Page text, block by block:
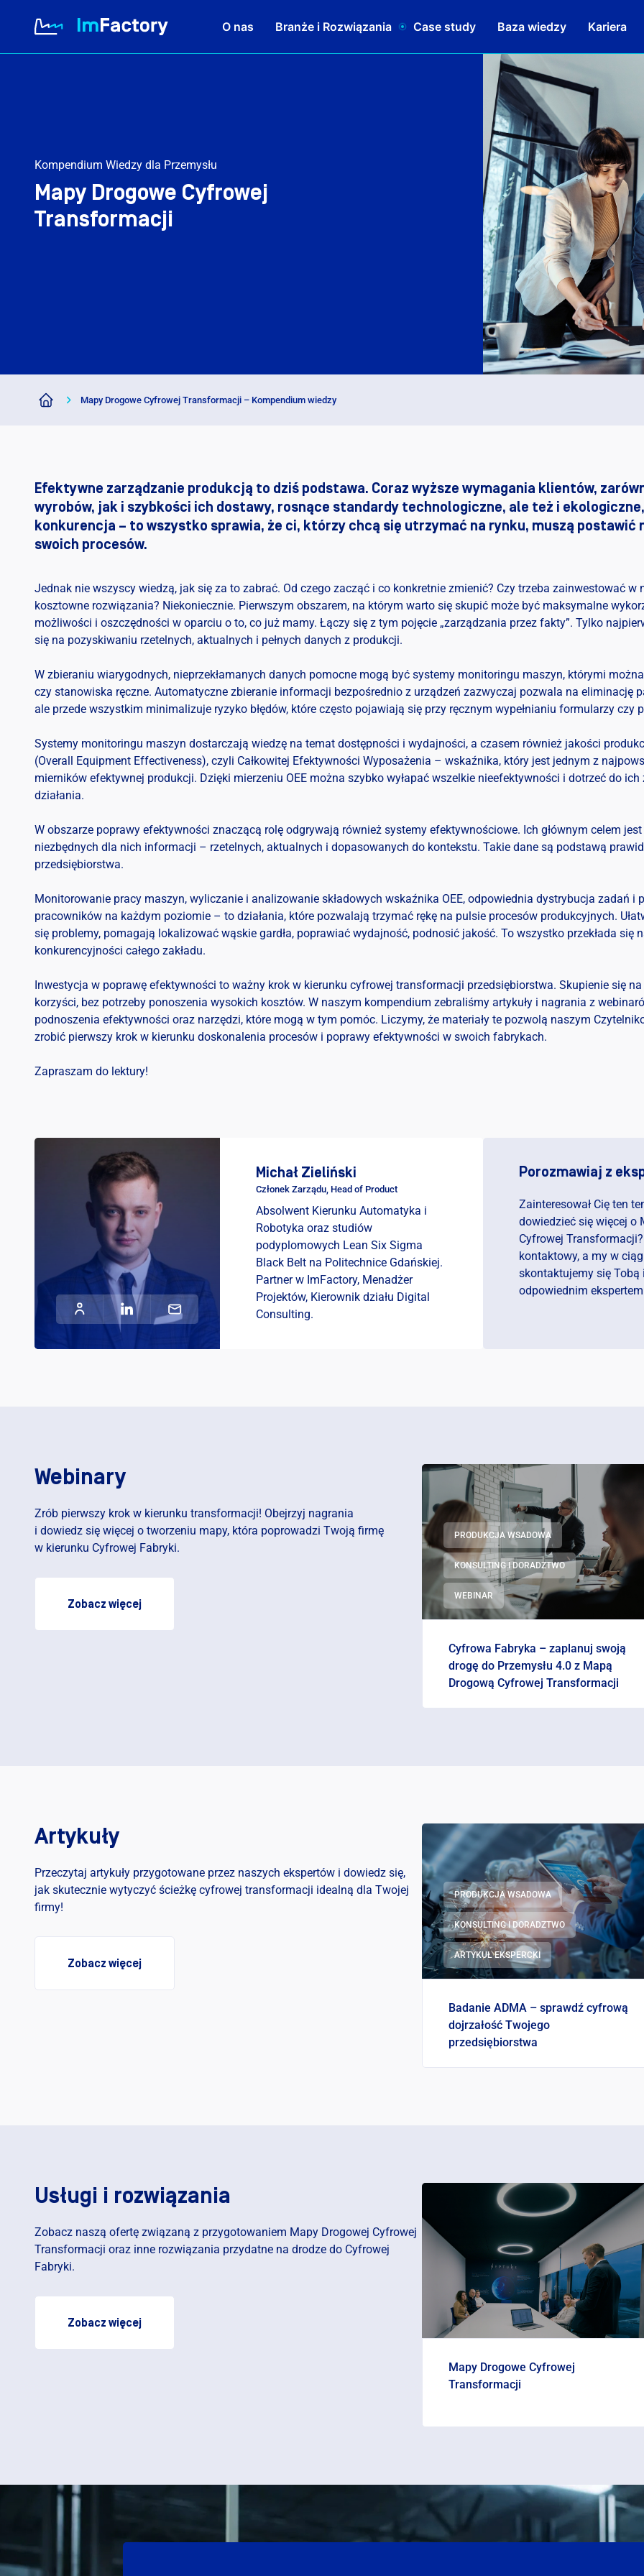
O nas Branże i Rozwiązania Case study Baza wiedzy Kariera
Case study
Darmowe|
Kompendium Wiedzy dla Przemysłu
Mapy Drogowe Cyfrowej
Transformacji
Mapy Drogowe Cyfrowej Transformacji – Kompendium wiedzy
Efektywne zarządzanie produkcją to dziś podstawa. Coraz wyższe wymagania klientów,
wyrobów, jak i szybkości ich dostawy, rosnące standardy technologiczne, ale też i
konkurencja – to wszystko sprawia, że ci, którzy chcą się utrzymać na rynku, muszą postawić
swoich procesów.
Jednak nie wszyscy wiedzą, jak się za to zabrać. Od czego zacząć i co konkretnie zmienić? Czy trzeba zainwestować
kosztowne rozwiązania? Niekoniecznie. Pierwszym obszarem, na którym warto się skupić może być maksymalne
możliwości i oszczędności w oparciu o to, co już mamy. Łączy się z tym pojęcie „zarządzania przez fakty”. Tylko
się na pozyskiwaniu rzetelnych, aktualnych i pełnych danych z produkcji.
W zbieraniu wiarygodnych, nieprzekłamanych danych pomocne mogą być systemy monitoringu maszyn, którymi
czy stanowiska ręczne. Automatyczne zbieranie informacji bezpośrednio z urządzeń zazwyczaj pozwala na eliminację
ale przede wszystkim minimalizuje ryzyko błędów, które często pojawiają się przy ręcznym wypełnianiu formularzy
Systemy monitoringu maszyn dostarczają wiedzę na temat dostępności i wydajności, a czasem również jakości
(Overall Equipment Effectiveness), czyli Całkowitej Efektywności Wyposażenia – wskaźnika, który jest jednym z
mierników efektywnej produkcji. Dzięki mierzeniu OEE można szybko wyłapać wszelkie nieefektywności i dotrzeć do
działania.
W obszarze poprawy efektywności znaczącą rolę odgrywają również systemy efektywnościowe. Ich głównym celem
niezbędnych dla nich informacji – rzetelnych, aktualnych i dopasowanych do kontekstu. Takie dane są podstawą
przedsiębiorstwa.
Monitorowanie pracy maszyn, wyliczanie i analizowanie składowych wskaźnika OEE, odpowiednia dystrybucja zadań
pracowników na każdym poziomie – to działania, które pozwalają trzymać rękę na pulsie procesów produkcyjnych.
się problemy, pomagają lokalizować wąskie gardła, poprawiać wydajność, podnosić jakość. To wszystko przekłada się
konkurencyjności całego zakładu.
Inwestycja w poprawę efektywności to ważny krok w kierunku cyfrowej transformacji przedsiębiorstwa. Skupienie się
korzyści, bez potrzeby ponoszenia wysokich kosztów. W naszym kompendium zebraliśmy artykuły i nagrania z
podnoszenia efektywności oraz narzędzi, które mogą w tym pomóc. Liczymy, że materiały te pozwolą naszym
zrobić pierwszy krok w kierunku doskonalenia procesów i poprawy efektywności w swoich fabrykach.
Zapraszam do lektury!
Michał Zieliński
Członek Zarządu, Head of Product
Absolwent Kierunku Automatyka i
Robotyka oraz studiów
podyplomowych Lean Six Sigma
Black Belt na Politechnice Gdańskiej.
Partner w ImFactory, Menadżer
Projektów, Kierownik działu Digital
Consulting.
Porozmawiaj z
Zainteresował Cię ten
dowiedzieć się więcej o
Cyfrowej
kontaktowy, a my w
skontaktujemy się
odpowiednim
Webinary
Zrób pierwszy krok w kierunku transformacji! Obejrzyj nagrania
i dowiedz się więcej o tworzeniu mapy, która poprowadzi Twoją firmę
w kierunku Cyfrowej Fabryki.
Zobacz więcej
PRODUKCJA WSADOWA
KONSULTING I DORADZTWO
WEBINAR
Cyfrowa Fabryka – zaplanuj swoją
drogę do Przemysłu 4.0 z Mapą
Drogową Cyfrowej Transformacji
Artykuły
Przeczytaj artykuły przygotowane przez naszych ekspertów i dowiedz się,
jak skutecznie wytyczyć ścieżkę cyfrowej transformacji idealną dla Twojej
firmy!
Zobacz więcej
PRODUKCJA WSADOWA PRODUKCJA WSADOWA
KONSULTING I DORADZTWO
ARTYKUŁ EKSPERCKI
Badanie ADMA – sprawdź cyfrową
dojrzałość Twojego
przedsiębiorstwa
Usługi i rozwiązania
Zobacz naszą ofertę związaną z przygotowaniem Mapy Drogowej Cyfrowej
Transformacji oraz inne rozwiązania przydatne na drodze do Cyfrowej
Fabryki.
Zobacz więcej
Mapy Drogowe Cyfrowej
Transformacji